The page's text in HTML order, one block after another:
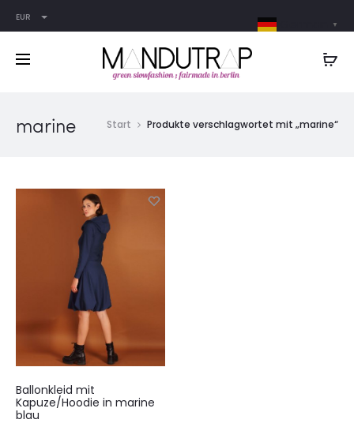
EUR
marine Start Produkte verschlagwortet mit „marine“
Ballonkleid mit
Kapuze/Hoodie in marine
blau
▼